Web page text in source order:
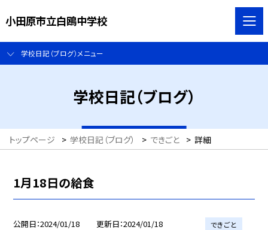
小田原市立白鴎中学校
学校日記（ブログ）メニュー
学校日記（ブログ）
トップページ > 学校日記（ブログ） > できごと > 詳細
1月18日の給食
公開日 2024/01/18 更新日 2024/01/18 できごと